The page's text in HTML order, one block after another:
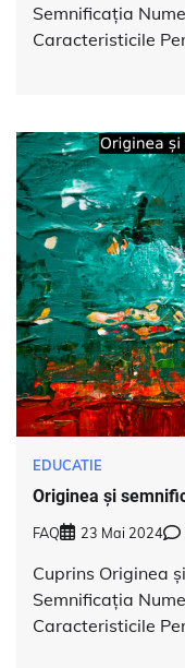
Semnificația
Caracteristicile
EDUCATIE
Originea și
FAQ 23 Mai 2024
Cuprins Originea
Semnificația
Caracteristicile